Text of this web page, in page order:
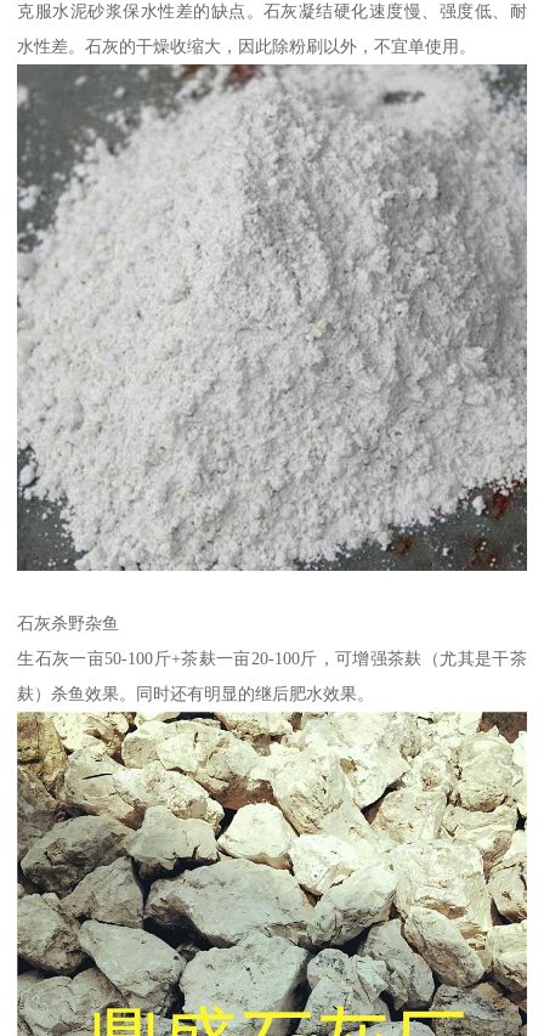
克服水泥砂浆保水性差的缺点。石灰凝结硬化速度慢、强度低、耐
水性差。石灰的干燥收缩大，因此除粉刷以外，不宜单使用。
石灰杀野杂鱼
生石灰一亩50-100斤+茶麸一亩20-100斤，可增强茶麸（尤其是干茶
麸）杀鱼效果。同时还有明显的继后肥水效果。